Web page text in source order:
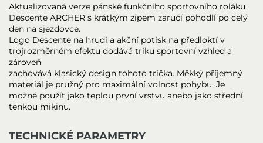
Aktualizovaná verze pánské funkčního sportovního roláku
Descente ARCHER s krátkým zipem zaručí pohodlí po celý
den na sjezdovce.
Logo Descente na hrudi a akční potisk na předloktí v
trojrozměrném efektu dodává triku sportovní vzhled a
zároveň
zachovává klasický design tohoto trička. Měkký příjemný
materiál je pružný pro maximální volnost pohybu. Je
možné použít jako teplou první vrstvu anebo jako střední
tenkou mikinu.
TECHNICKÉ PARAMETRY